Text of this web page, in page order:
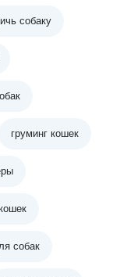
собаку
груминг кошек
собак